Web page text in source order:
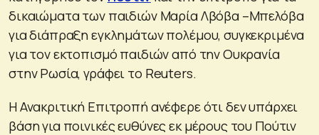
δικαιώματα των παιδιών Μαρία Λβόβα –Μπελόβα
για διάπραξη εγκλημάτων πολέμου, συγκεκριμένα
για τον εκτοπισμό παιδιών από την Ουκρανία
στην Ρωσία, γράφει το Reuters.
Η Ανακριτική Επιτροπή ανέφερε ότι δεν υπάρχει
βάση για ποινικές ευθύνες εκ μέρους του Πούτιν